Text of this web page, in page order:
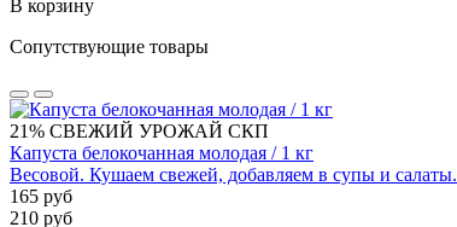
В корзину
Сопутствующие товары
21% СВЕЖИЙ УРОЖАЙ СКП
Капуста белокочанная молодая / 1 кг
Весовой. Кушаем свежей, добавляем в супы и салаты.
165 руб
210 руб